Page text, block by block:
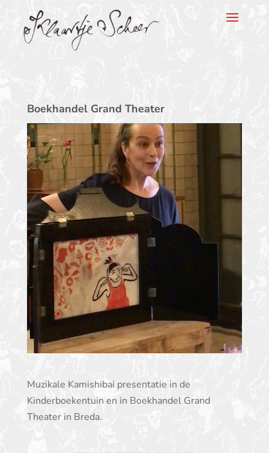
Klaartje Scheer
Boekhandel Grand Theater
Muzikale Kamishibai presentatie in de
Kinderboekentuin en in Boekhandel Grand
Theater in Breda.